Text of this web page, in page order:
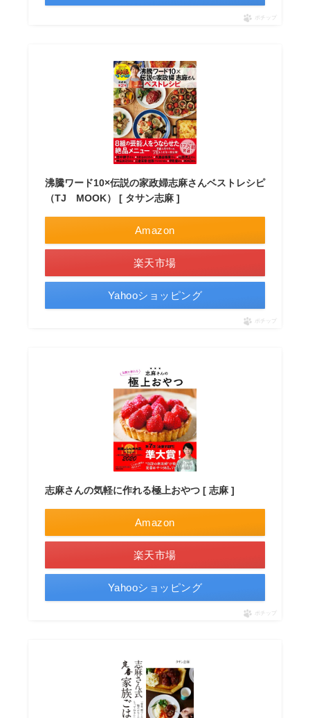
ポチップ
沸騰ワード10×伝説の家政婦志麻さんベストレシピ
（TJ MOOK） [ タサン志麻 ]
Amazon
楽天市場
Yahooショッピング
ポチップ
志麻さんの気軽に作れる極上おやつ [ 志麻 ]
Amazon
楽天市場
Yahooショッピング
ポチップ